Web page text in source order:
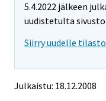
5.4.2022 jälkeen
uudistetulta
Siirry uudelle
Julkaistu: 18.12.2008